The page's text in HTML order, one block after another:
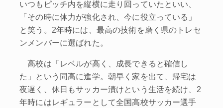
いつもピッチ内を縦横に走り回っていたといい、
「その時に体力が強化され、今に役立っている」
と笑う。2年時には、最高の技術を磨く県のトレセ
ンメンバーに選ばれた。
高校は「レベルが高く、成長できると確信し
た」という同高に進学。朝早く家を出て、帰宅は
夜遅く、休日もサッカー漬けという生活を続け、2
年時にはレギュラーとして全国高校サッカー選手